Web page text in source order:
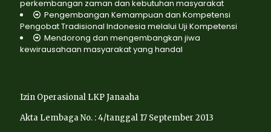
perkembangan zaman dan kebutuhan masyarakat
Pengembangan Kemampuan dan Kompetensi
Pengobat Tradisional Indonesia melalui Uji Kompetensi
Mendorong dan mengembangkan jiwa
kewirausahaan masyarakat yang handal
Izin Operasional LKP Janaaha
Akta Lembaga No. : 4/tanggal 17 September 2013